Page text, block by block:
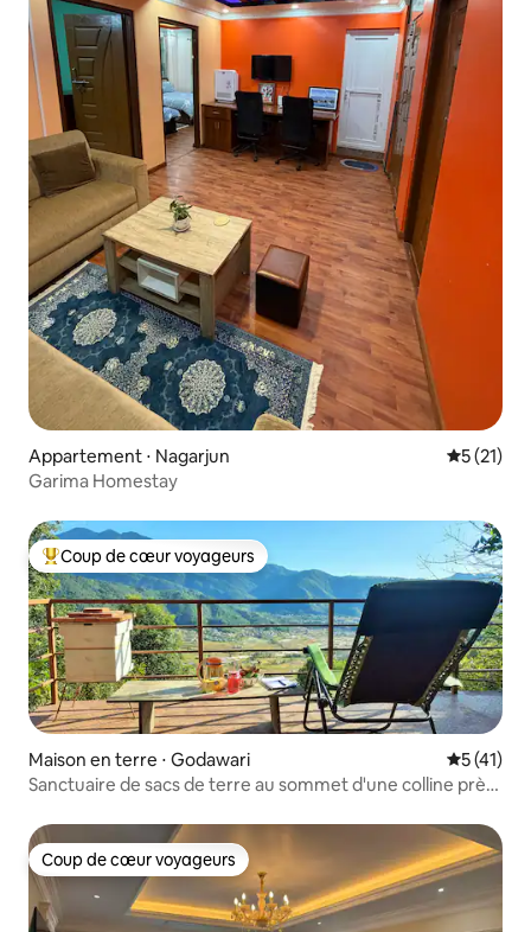
Appartement ⋅ Nagarjun
5 (21)
Garima Homestay
Coups de cœur voyageurs les plus appréciés
Coup de cœur voyageurs
Maison en terre ⋅ Godawari
5 (41)
Sanctuaire de sacs de terre au sommet d'une colline près
Coup de cœur voyageurs
Coup de cœur voyageurs